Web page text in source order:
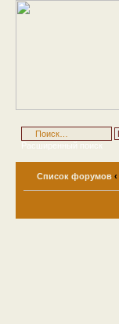
Расширенный поиск
Список форумов ‹